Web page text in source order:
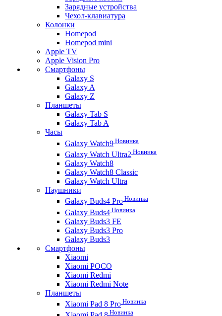
Зарядные устройства
Чехол-клавиатура
Колонки
Homepod
Homepod mini
Apple TV
Apple Vision Pro
Смартфоны
Galaxy S
Galaxy A
Galaxy Z
Планшеты
Galaxy Tab S
Galaxy Tab A
Часы
Galaxy Watch9 Новинка
Galaxy Watch Ultra2 Новинка
Galaxy Watch8
Galaxy Watch8 Classic
Galaxy Watch Ultra
Наушники
Galaxy Buds4 Pro Новинка
Galaxy Buds4 Новинка
Galaxy Buds3 FE
Galaxy Buds3 Pro
Galaxy Buds3
Смартфоны
Xiaomi
Xiaomi POCO
Xiaomi Redmi
Xiaomi Redmi Note
Планшеты
Xiaomi Pad 8 Pro Новинка
Новинка